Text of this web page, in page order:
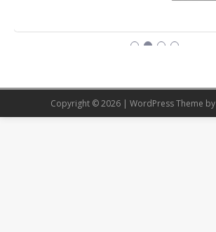
Copyright © 2026 | WordPress Theme by